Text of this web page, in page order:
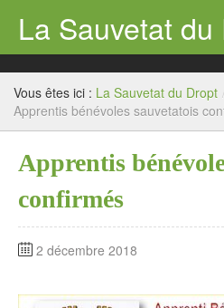
La Sauvetat du
Accueil
Mairie
Archives
Agenda 2026
Vous êtes ici : La Sauvetat du Dropt
Apprentis bénévoles sauvetatois
Apprentis
confirmés
2 décembre 2018